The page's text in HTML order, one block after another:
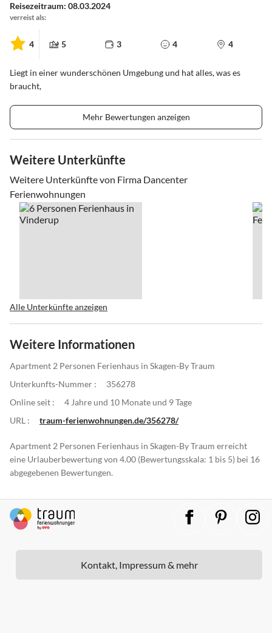
Reisezeitraum: 08.03.2024
verreist als:
4 5 3 4 4
Liegt in einer wunderschönen Umgebung und hat alles, was es
braucht,
Mehr Bewertungen anzeigen
Weitere Unterkünfte
Weitere Unterkünfte von Firma Dancenter
Ferienwohnungen
Alle Unterkünfte anzeigen
Weitere Informationen
Apartment 2 Personen Ferienhaus in Skagen-By Traum
Unterkunfts-Nummer :
356278
Online seit :
4 Jahre und 10 Monate und 9 Tage
URL :
traum-ferienwohnungen.de/356278/
Apartment 2 Personen Ferienhaus in Skagen-By Traum erreicht
eine Urlauberbewertung von 4.00 (Bewertungsskala: 1 bis 5) bei 16
abgegebenen Bewertungen.
Kontakt, Impressum & mehr